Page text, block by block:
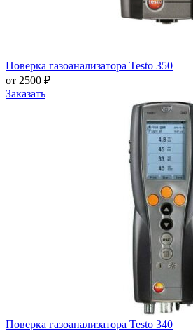
Поверка газоанализатора Testo 350
от 2500 ₽
Заказать
Поверка газоанализатора Testo 340